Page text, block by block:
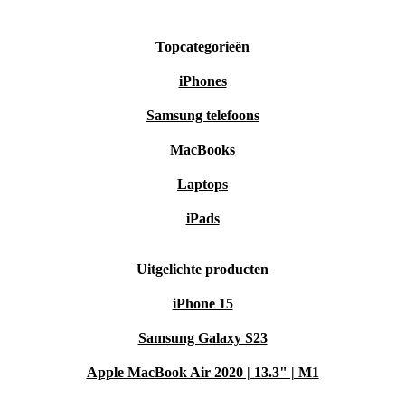
Topcategorieën
iPhones
Samsung telefoons
MacBooks
Laptops
iPads
Uitgelichte producten
iPhone 15
Samsung Galaxy S23
Apple MacBook Air 2020 | 13.3" | M1